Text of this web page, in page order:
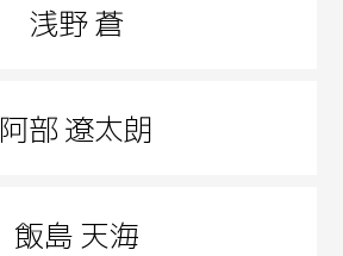
浅野 蒼
阿部 遼太朗
飯島 天海